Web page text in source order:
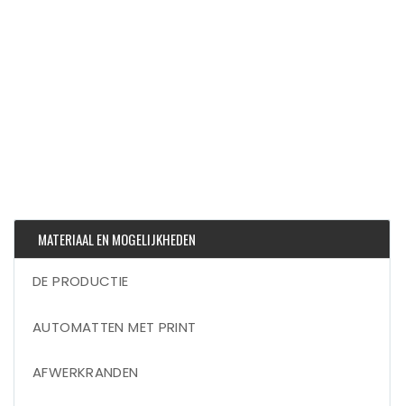
MATERIAAL EN MOGELIJKHEDEN
DE PRODUCTIE
AUTOMATTEN MET PRINT
AFWERKRANDEN